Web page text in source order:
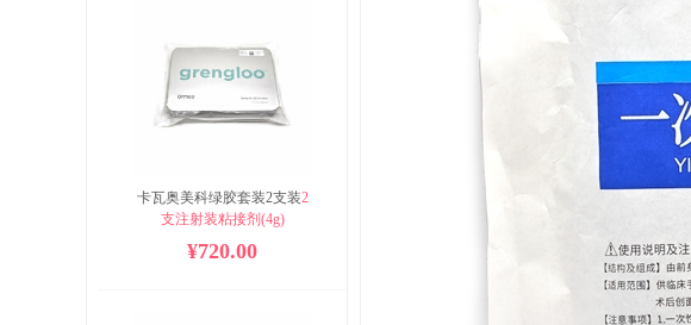
卡瓦奥美科绿胶套装2支装2
支注射装粘接剂(4g)
1 瓶渗透液(5ml)
1瓶酸蚀剂(10ml)
¥720.00